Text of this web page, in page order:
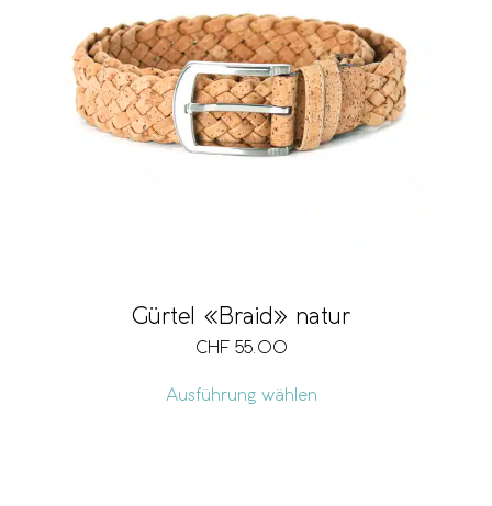
Gürtel «Braid» natur
CHF 55.00
Ausführung wählen